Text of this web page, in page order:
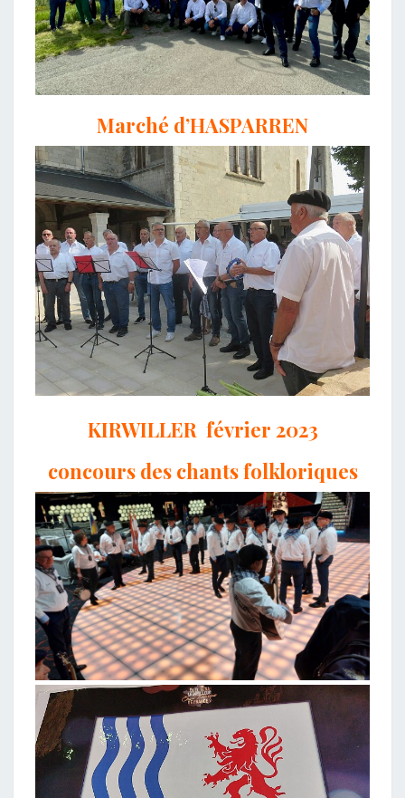
Marché d’HASPARREN
KIRWILLER février 2023
concours des chants folkloriques